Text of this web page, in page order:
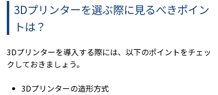
3Dプリンターを選ぶ際に見るべきポイン
トは？
3Dプリンターを導入する際には、以下のポイントをチェッ
クしておきましょう。
3Dプリンターの造形方式